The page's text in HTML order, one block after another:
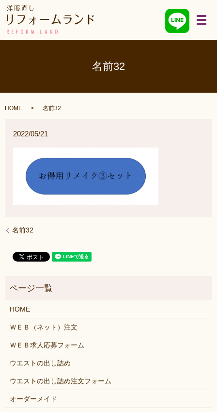
メ
名前32
HOME 名前32
2022/05/21
名前32
HOME
ＷＥＢ（ネット）注文
ＷＥＢ求人応募フォーム
ウエストの出し詰め
ウエストの出し詰め注文フォーム
オーダーメイド